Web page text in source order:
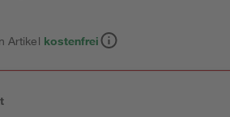
Artikel kostenfrei